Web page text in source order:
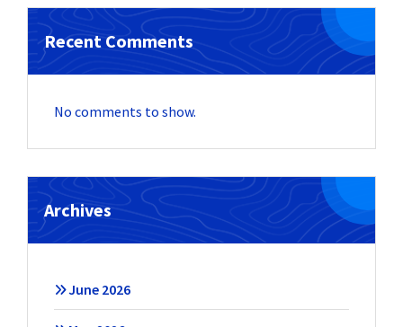
Recent Comments
No comments to show.
Archives
June 2026